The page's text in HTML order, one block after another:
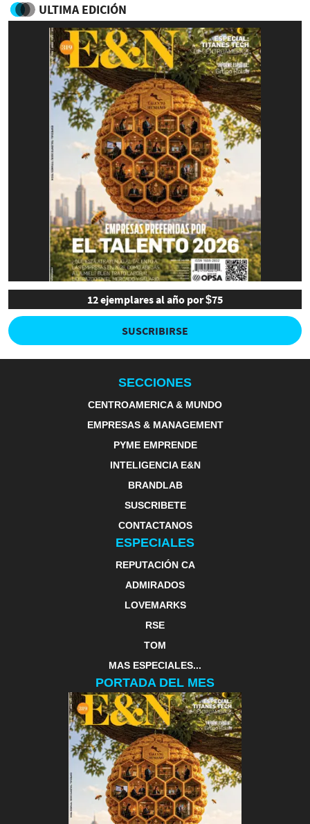
ULTIMA EDICIÓN
12 ejemplares al año por $75
SUSCRIBIRSE
SECCIONES
CENTROAMERICA & MUNDO
EMPRESAS & MANAGEMENT
PYME EMPRENDE
INTELIGENCIA E&N
BRANDLAB
SUSCRIBETE
CONTACTANOS
ESPECIALES
REPUTACIÓN CA
ADMIRADOS
LOVEMARKS
RSE
TOM
MAS ESPECIALES...
PORTADA DEL MES